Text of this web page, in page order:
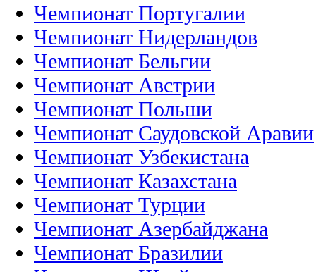
Чемпионат Португалии
Чемпионат Нидерландов
Чемпионат Бельгии
Чемпионат Австрии
Чемпионат Польши
Чемпионат Саудовской Аравии
Чемпионат Узбекистана
Чемпионат Казахстана
Чемпионат Турции
Чемпионат Азербайджана
Чемпионат Бразилии